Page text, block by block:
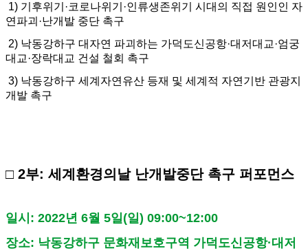
1) 기후위기·코로나위기·인류생존위기 시대의 직접 원인인 자
연파괴·난개발 중단 촉구
2) 낙동강하구 대자연 파괴하는 가덕도신공항·대저대교·엄궁
대교·장락대교 건설 철회 촉구
3) 낙동강하구 세계자연유산 등재 및 세계적 자연기반 관광지
개발 촉구
□ 2부: 세계환경의날 난개발중단 촉구 퍼포먼스
일시: 2022년 6월 5일(일) 09:00~12:00
장소: 낙동강하구 문화재보호구역 가덕도신공항·대저